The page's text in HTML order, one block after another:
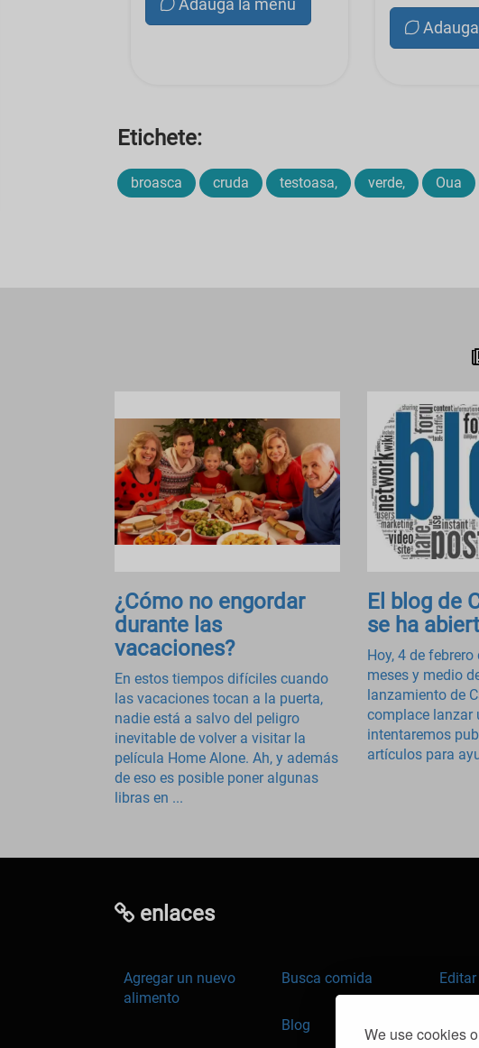
We use cookies
Adauga la menu
Etichete:
broasca cruda testoasa, verde, Oua
¿Cómo no engordar
durante las
vacaciones?
En estos tiempos difíciles cuando
las vacaciones tocan a la puerta,
nadie está a salvo del peligro
inevitable de volver a visitar la
película Home Alone. Ah, y además
de eso es posible poner algunas
libras en ...
El blog de
se ha
Hoy, 4 de
meses y medio
lanzamiento de
complace lanzar
intentaremos
artículos para
enlaces
Agregar un nuevo
alimento
Busca comida
Blog